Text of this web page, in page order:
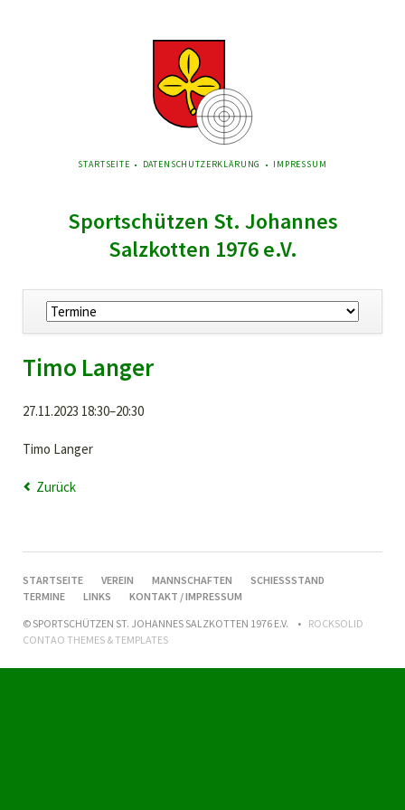
NAVIGATION
STARTSEITE DATENSCHUTZERKLÄRUNG IMPRESSUM
Sportschützen St. Johannes
Salzkotten 1976 e.V.
Navigation
überspringen
Timo Langer
27.11.2023 18:30–20:30
Timo Langer
Zurück
NAVIGATION
ÜBERSPRINGEN
STARTSEITE VEREIN MANNSCHAFTEN
SCHIESSSTAND
TERMINE
LINKS
KONTAKT / IMPRESSUM
© SPORTSCHÜTZEN ST. JOHANNES SALZKOTTEN 1976 E.V.
ROCKSOLID
CONTAO THEMES & TEMPLATES